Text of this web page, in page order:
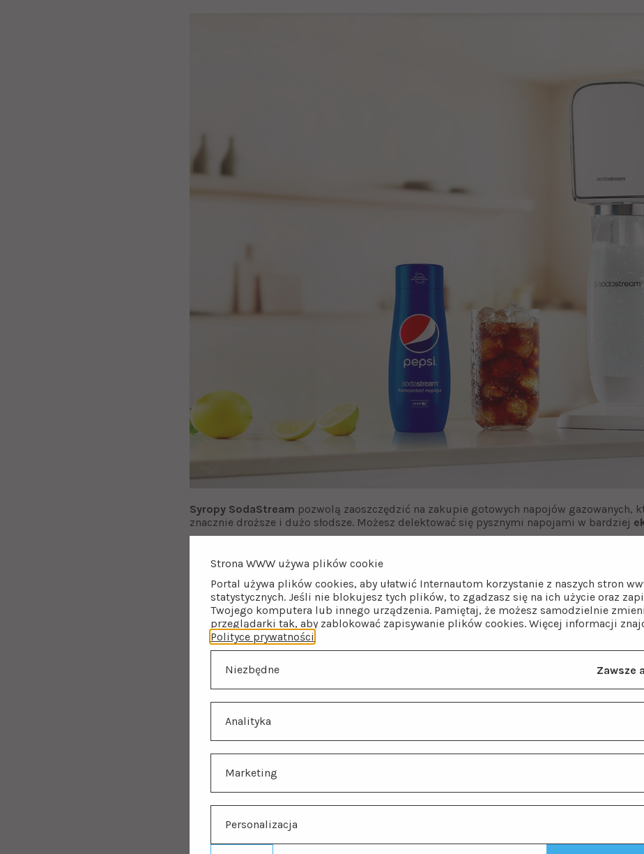
Syropy SodaStream pozwolą zaoszczędzić na zakupie gotowych napojów gazowanych,
znacznie droższe i dużo słodsze. Możesz delektować się pysznymi napojami w bardziej
butelek i puszek, co wpływa korzystnie na naszą planetę. To
z niezapomnianymi doznaniami smakowymi.
Pojemnośćkażdej butelkiwynosi440 ml, co wystarczy na przygotowanie około 36 litrów
Ta ilość odpowiada około144 porcjom napoju po 250 ml. Syropy są łatwe w użyciu i
Kompaktowebutelki nie zajmą wiele miejsca w szafce kuchennej.
Strona WWW używa plików cookie
Portal używa plików cookies, aby ułatwić Internautom korzystanie z naszych stron
statystycznych. Jeśli nie blokujesz tych plików, to zgadzasz się na ich użycie oraz
Twojego komputera lub innego urządzenia. Pamiętaj, że możesz samodzielnie
przeglądarki tak, aby zablokować zapisywanie plików cookies. Więcej informacji
Polityce prywatności
Niezbędne Zawsze
Analityka
Marketing
Personalizacja